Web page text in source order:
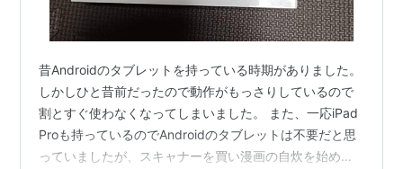
昔Androidのタブレットを持っている時期がありました。
しかしひと昔前だったので動作がもっさりしているので
割とすぐ使わなくなってしまいました。 また、一応iPad
Proも持っているのでAndroidのタブレットは不要だと思
っていましたが、スキャナーを買い漫画の自炊を始めた